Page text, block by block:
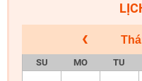
SU MO TU